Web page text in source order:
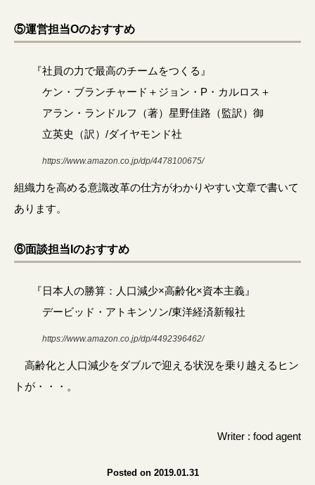
⑤運営担当Oのおすすめ
『社員の力で最高のチームをつくる』
ケン・ブランチャード＋ジョン・P・カルロス＋
アラン・ランドルフ（著）星野佳路（監訳）御
立英史（訳）/ダイヤモンド社
https://www.amazon.co.jp/dp/4478100675/
組織力を高める意識改革の仕方がわかりやすい文章で書いて
あります。
⑥面談担当Iのおすすめ
『日本人の勝算：人口減少×高齢化×資本主義』
デービッド・アトキンソン/東洋経済新報社
https://www.amazon.co.jp/dp/4492396462/
高齢化と人口減少をダブルで迎える状況を乗り越えるヒン
トが・・・。
Writer : food agent
Posted on 2019.01.31